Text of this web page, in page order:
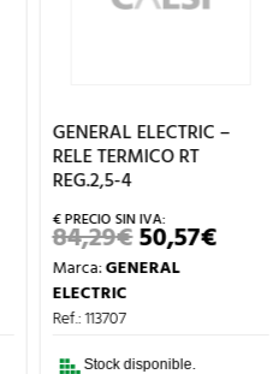
GENERAL ELECTRIC –
RELE TERMICO RT
REG.2,5-4
84,29€EL
PRECIO
ORIGINAL
50,57€EL
PRECIO
Marca:GENERAL
ELECTRIC
Ref.: 113707
Stock disponible.